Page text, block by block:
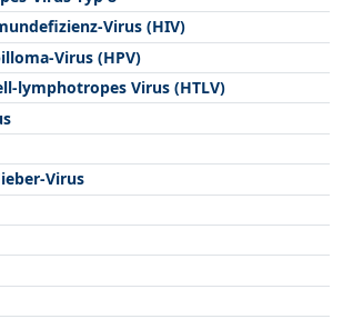
Virus (HIV)
Virus (HPV)
lymphotropes Virus (HTLV)
Virus